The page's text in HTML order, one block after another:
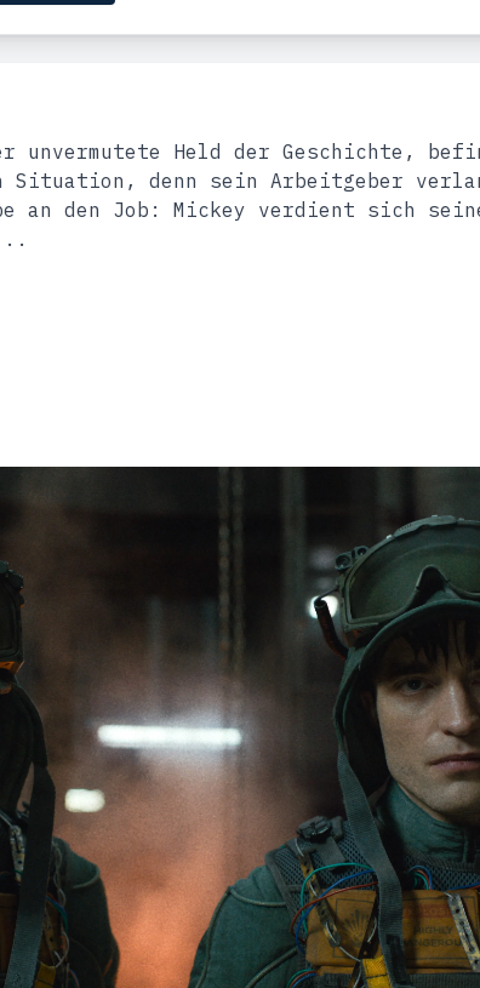
unvermutete Held der Geschichte,
Situation, denn sein Arbeitgeber
an den Job: Mickey verdient sich